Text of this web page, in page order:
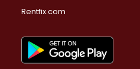
Rentfix.com